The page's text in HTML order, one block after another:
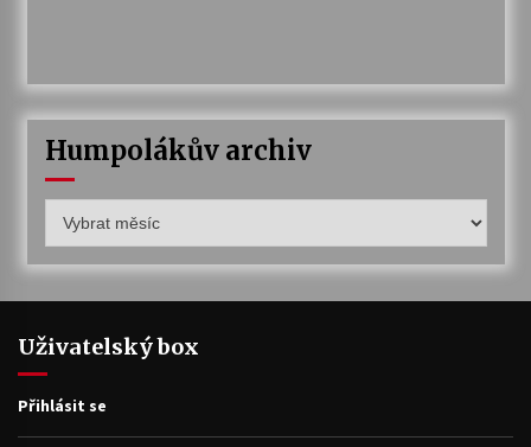
Humpolákův archiv
archiv
Uživatelský box
Přihlásit se